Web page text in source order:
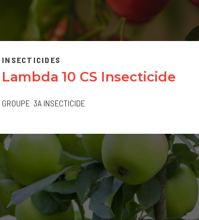
INSECTICIDES
Lambda 10 CS Insecticide
GROUPE 3A INSECTICIDE